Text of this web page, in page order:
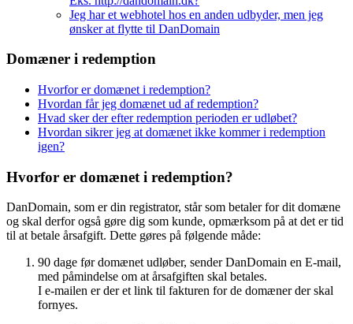
Jeg har et webhotel hos en anden udbyder, men jeg
ønsker at flytte til DanDomain
Domæner i redemption
Hvorfor er domænet i redemption?
Hvordan får jeg domænet ud af redemption?
Hvad sker der efter redemption perioden er udløbet?
Hvordan sikrer jeg at domænet ikke kommer i redemption
igen?
Hvorfor er domænet i redemption?
DanDomain, som er din registrator, står som betaler for dit domæne
og skal derfor også gøre dig som kunde, opmærksom på at det er tid
til at betale årsafgift. Dette gøres på følgende måde:
90 dage før domænet udløber, sender DanDomain en E-mail,
med påmindelse om at årsafgiften skal betales.
I e-mailen er der et link til fakturen for de domæner der skal
fornyes.